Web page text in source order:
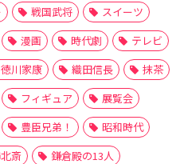
戦国武将
スイーツ
漫画 時代劇
テレビ
徳川家康 織田信長
抹茶
フィギュア
展覧会
豊臣兄弟！
昭和時代
斎 鎌倉殿の13人